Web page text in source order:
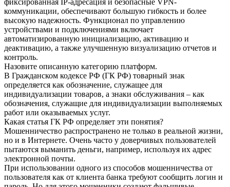
фиксированная IP-адресация и безопасные VPN-
коммуникации, обеспечивают большую гибкость и более
высокую надежность. Функционал по управлению
устройствами и подключениями включает
автоматизированную инициализацию, активацию и
деактивацию, а также улучшенную визуализацию отчетов и
контроль.
Назовите описанную категорию платформ.
В Гражданском кодексе РФ (ГК РФ) товарный знак
определяется как обозначение, служащее для
индивидуализации товаров, а знаки обслуживания – как
обозначения, служащие для индивидуализации выполняемых
работ или оказываемых услуг.
Какая статья ГК РФ определяет эти понятия?
Мошенничество распространено не только в реальной жизни,
но и в Интернете. Очень часто у доверчивых пользователей
пытаются выманить деньги, например, используя их адрес
электронной почты.
При использовании одного из способов мошенничества от
пользователя как от клиента банка требуют сообщить логин и